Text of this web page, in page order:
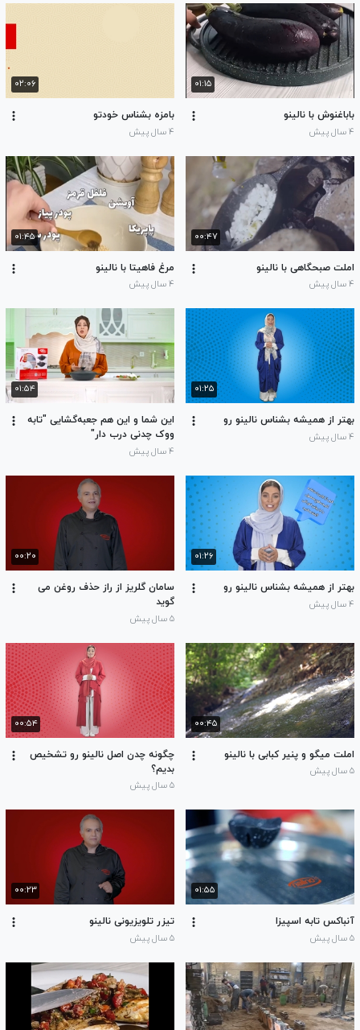
۰۱:۱۵
باباغنوش با نالینو
۴ سال پیش
۰۲:۰۶
بامزه بشناس خودتو
۴ سال پیش
۰۰:۴۷
املت صبحگاهی با نالینو
۴ سال پیش
۰۱:۴۵
مرغ فاهیتا با نالینو
۴ سال پیش
۰۱:۲۵
بهتر از همیشه بشناس نالینو رو
۴ سال پیش
۰۱:۵۴
این شما و این هم جعبه‌گشایی "تابه
ووک چدنی درب دار"
۴ سال پیش
۰۱:۲۶
بهتر از همیشه بشناس نالینو رو
۴ سال پیش
۰۰:۲۰
سامان گلریز از راز حذف روغن می
گوید
۵ سال پیش
۰۰:۴۵
املت میگو و پنیر کبابی با نالینو
۵ سال پیش
۰۰:۵۴
چگونه چدن اصل نالینو رو تشخیص
بدیم؟
۵ سال پیش
۰۱:۵۵
آنباکس تابه اسپیزا
۵ سال پیش
۰۰:۲۳
تیزر تلویزیونی نالینو
۵ سال پیش